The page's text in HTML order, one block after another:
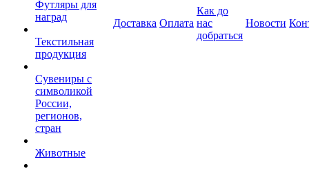
Футляры для
наград
Текстильная
продукция
Сувениры с
символикой
России,
регионов,
стран
Животные
Доставка Оплата
Как до
нас
добраться
Новости